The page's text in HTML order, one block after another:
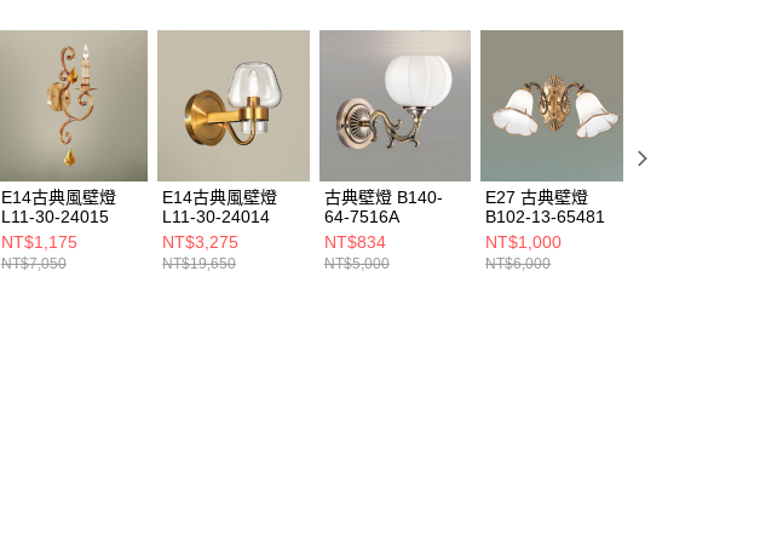
E14古典風壁燈
L11-30-24015
NT$1,175
NT$7,050
E14古典風壁燈
L11-30-24014
NT$3,275
NT$19,650
古典壁燈 B140-
64-7516A
NT$834
NT$5,000
E27 古典壁燈
B102-13-65481
NT$1,000
NT$6,000